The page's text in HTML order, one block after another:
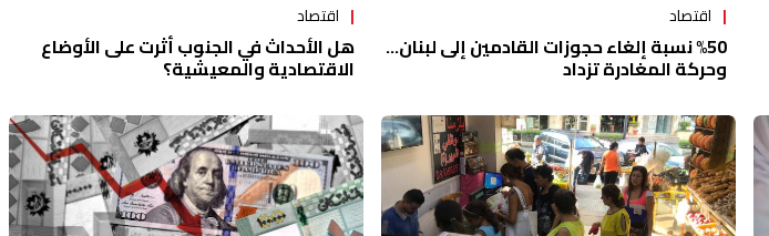
اقتصاد
%50 نسبة إلغاء حجوزات القادمين إلى لبنان...
وحركة المغادرة تزداد
اقتصاد
هل الأحداث في الجنوب أثرت على الأوضاع
الاقتصادية والمعيشية؟